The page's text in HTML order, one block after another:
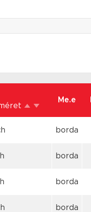
Me.e
borda
borda
borda
borda